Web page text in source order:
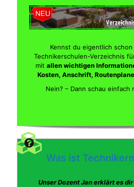
Kennst du eigentlich
Technikerschulen-Verzeichnis
mit allen wichtigen
Kosten, Anschrift,
Nein? – Dann schau einfach
Was ist
Unser Dozent Jan erklärt es